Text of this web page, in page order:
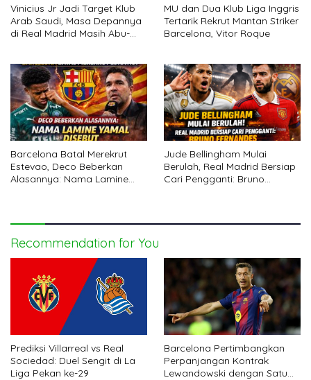
Vinicius Jr Jadi Target Klub
Arab Saudi, Masa Depannya
di Real Madrid Masih Abu-
MU dan Dua Klub Liga Inggris
Tertarik Rekrut Mantan Striker
Barcelona, Vitor Roque
Barcelona Batal Merekrut
Estevao, Deco Beberkan
Alasannya: Nama Lamine
Jude Bellingham Mulai
Berulah, Real Madrid Bersiap
Cari Pengganti: Bruno
Recommendation for You
Prediksi Villarreal vs Real
Sociedad: Duel Sengit di La
Liga Pekan ke-29
Barcelona Pertimbangkan
Perpanjangan Kontrak
Lewandowski dengan Satu